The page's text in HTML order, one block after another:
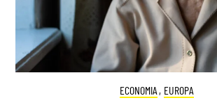
ECONOMIA , EUROPA